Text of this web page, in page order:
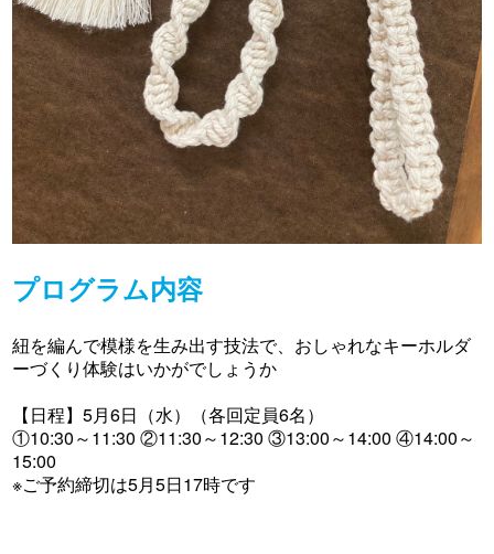
プログラム内容
紐を編んで模様を生み出す技法で、おしゃれなキーホルダ
ーづくり体験はいかがでしょうか
【日程】5月6日（水）（各回定員6名）
①10:30～11:30 ②11:30～12:30 ③13:00～14:00 ④14:00～
15:00
※ご予約締切は5月5日17時です